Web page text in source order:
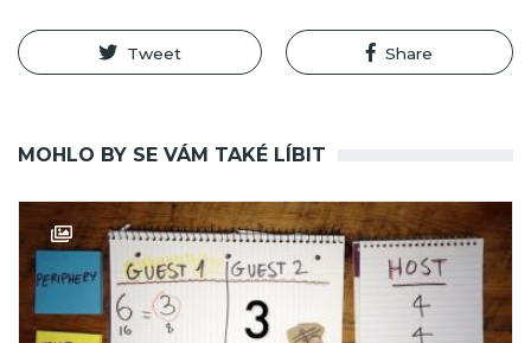
Tweet Share
MOHLO BY SE VÁM TAKÉ LÍBIT